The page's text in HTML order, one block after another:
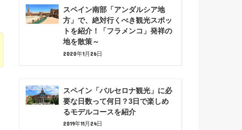
スペイン南部「アンダルシア地
方」で、絶対行くべき観光スポッ
トを紹介！「フラメンコ」発祥の
地を散策～
2020年1月26日
スペイン「バルセロナ観光」に必
要な日数って何日？3日で楽しめ
るモデルコースを紹介
2019年11月24日